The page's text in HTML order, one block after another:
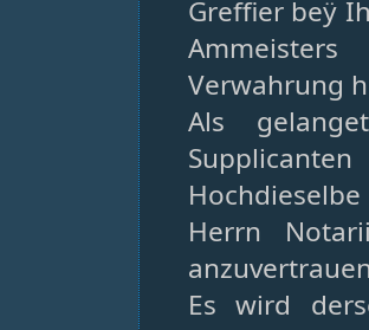
Greffier beÿ
Verwahrung
Als
Herrn
Es wird